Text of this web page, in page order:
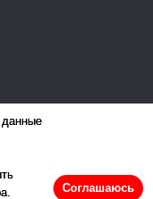
Соглашаюсь